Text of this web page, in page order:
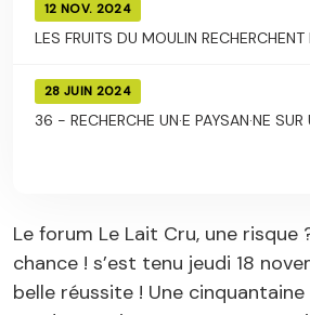
12 NOV. 2024
LES FRUITS DU MOULIN RECHERCHENT
28 JUIN 2024
36 - RECHERCHE UN·E PAYSAN·NE SUR
Le forum Le Lait Cru, une risque
chance ! s’est tenu jeudi 18
belle réussite ! Une